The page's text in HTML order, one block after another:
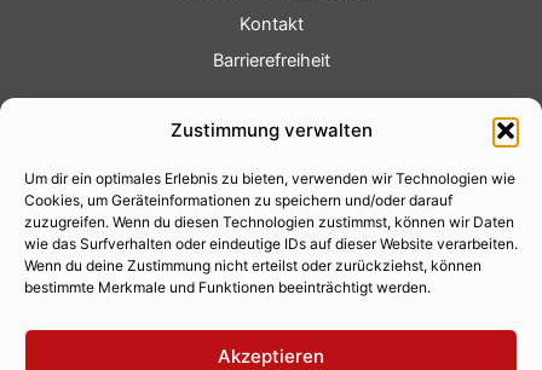
Zustimmung verwalten
Um dir ein optimales Erlebnis zu bieten, verwenden wir Technologien wie
Cookies, um Geräteinformationen zu speichern und/oder darauf
zuzugreifen. Wenn du diesen Technologien zustimmst, können wir Daten
wie das Surfverhalten oder eindeutige IDs auf dieser Website verarbeiten.
Wenn du deine Zustimmung nicht erteilst oder zurückziehst, können
bestimmte Merkmale und Funktionen beeinträchtigt werden.
Akzeptieren
Kontakt
Barrierefreiheit
Fotoservice
Videoservice
Werbung
Contenterstellung
Lokalnachrichten
Lokalfernsehen